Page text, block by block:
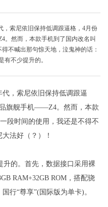
，索尼依旧保持低调跟逼格，4月份
然而，本款手机到了国内改名叫
不喊出那句惊天地，泣鬼神的话：
有不少提升的。
，索尼依旧保持低调跟逼
旗舰手机——Z4。然而，本款
段时间的使用，我还是不得不
法好（？）！
升的。首先，数据接口采用裸
RAM+32GB ROM，搭配骁
行“尊享”(国际版为单卡)。